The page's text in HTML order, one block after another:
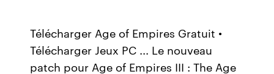
Télécharger Age of Empires Gratuit •
Télécharger Jeux PC ... Le nouveau
patch pour Age of Empires III : The Age